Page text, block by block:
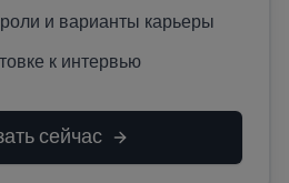
и варианты карьеры
к интервью
сейчас